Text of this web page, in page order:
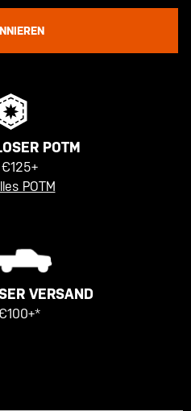
POTM
POTM
VERSAND